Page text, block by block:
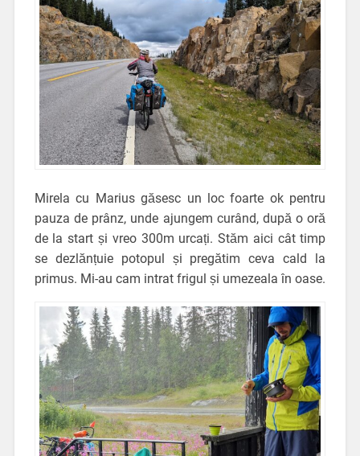
Mirela cu Marius găsesc un loc foarte ok pentru
pauza de prânz, unde ajungem curând, după o oră
de la start și vreo 300m urcați. Stăm aici cât timp
se dezlănțuie potopul și pregătim ceva cald la
primus. Mi-au cam intrat frigul și umezeala în oase.